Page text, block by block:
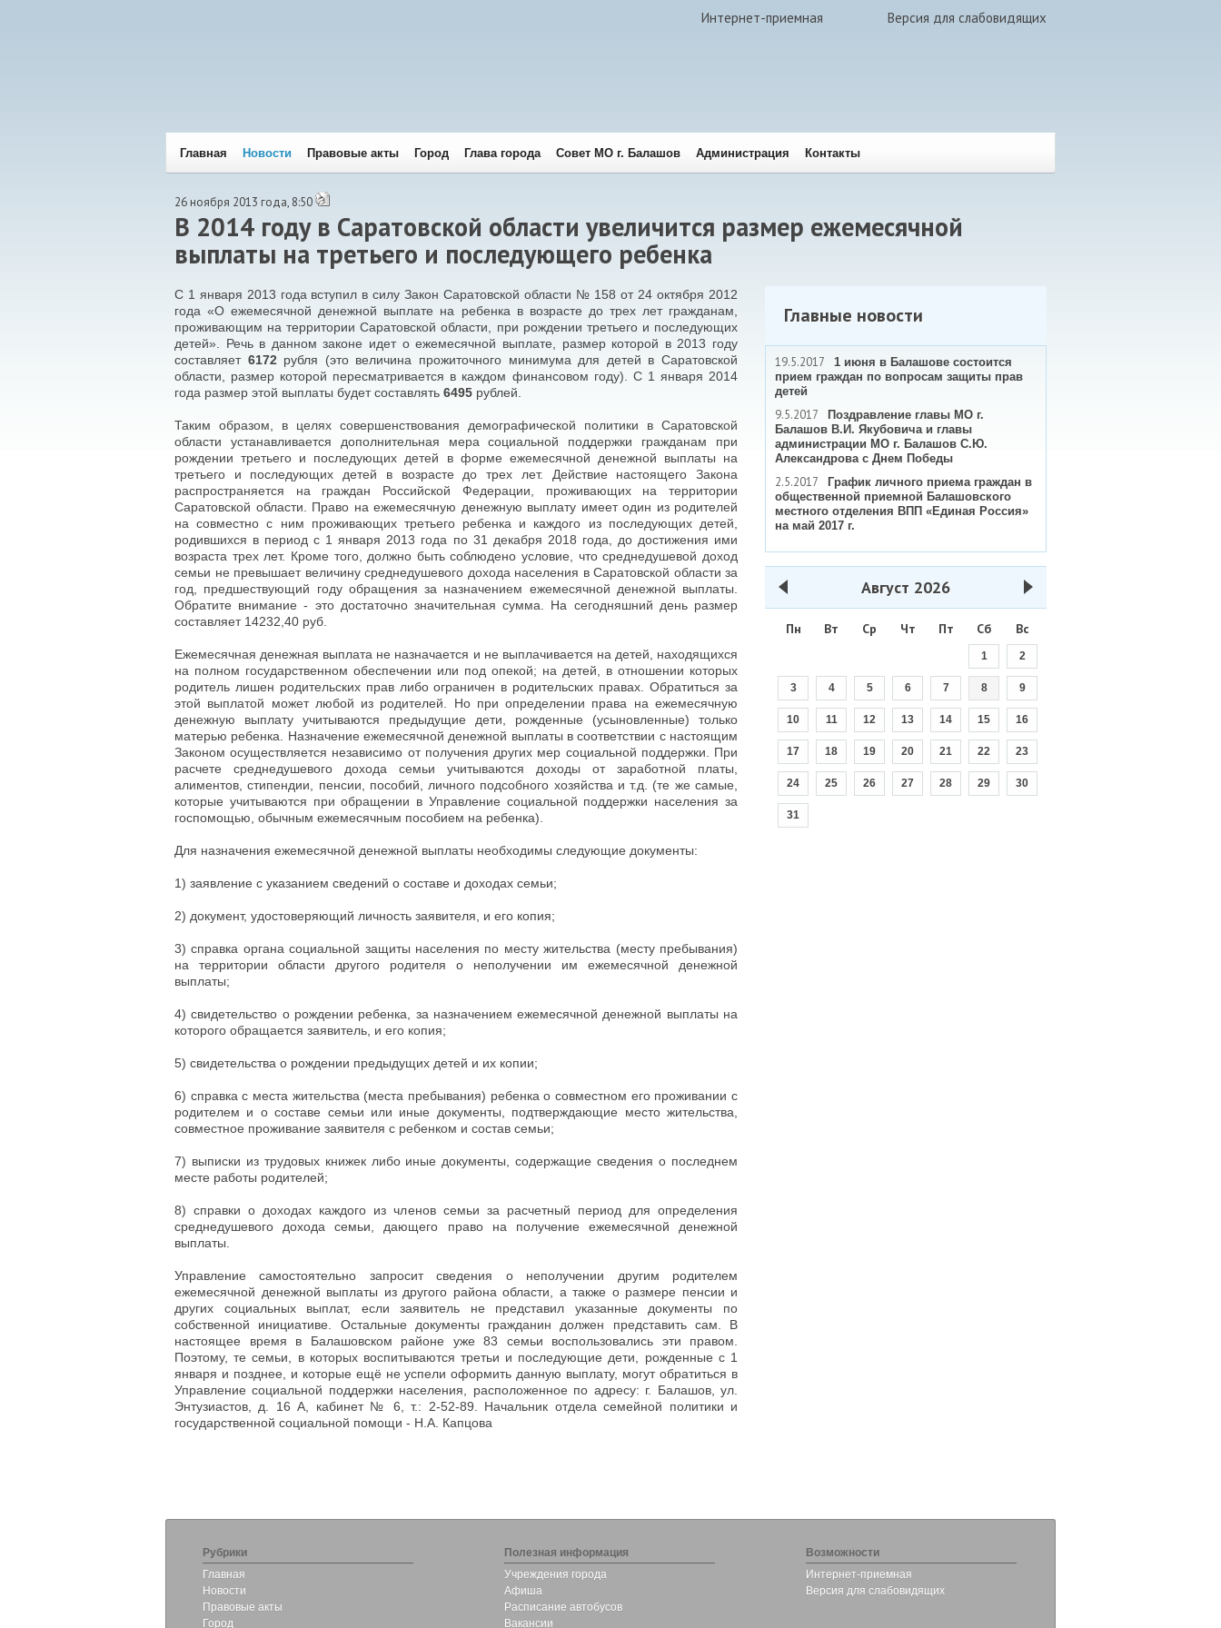
Интернет-приемная Версия для слабовидящих
Главная Новости Правовые акты Город Глава города Совет МО г. Балашов Администрация Контакты
26 ноября 2013 года, 8:50
В 2014 году в Саратовской области увеличится размер ежемесячной
выплаты на третьего и последующего ребенка
С 1 января 2013 года вступил в силу Закон Саратовской области № 158 от 24 октября 2012
года «О ежемесячной денежной выплате на ребенка в возрасте до трех лет гражданам,
проживающим на территории Саратовской области, при рождении третьего и последующих
детей». Речь в данном законе идет о ежемесячной выплате, размер которой в 2013 году
составляет 6172 рубля (это величина прожиточного минимума для детей в Саратовской
области, размер которой пересматривается в каждом финансовом году). С 1 января 2014
года размер этой выплаты будет составлять 6495 рублей.
Таким образом, в целях совершенствования демографической политики в Саратовской
области устанавливается дополнительная мера социальной поддержки гражданам при
рождении третьего и последующих детей в форме ежемесячной денежной выплаты на
третьего и последующих детей в возрасте до трех лет. Действие настоящего Закона
распространяется на граждан Российской Федерации, проживающих на территории
Саратовской области. Право на ежемесячную денежную выплату имеет один из родителей
на совместно с ним проживающих третьего ребенка и каждого из последующих детей,
родившихся в период с 1 января 2013 года по 31 декабря 2018 года, до достижения ими
возраста трех лет. Кроме того, должно быть соблюдено условие, что среднедушевой доход
семьи не превышает величину среднедушевого дохода населения в Саратовской области за
год, предшествующий году обращения за назначением ежемесячной денежной выплаты.
Обратите внимание - это достаточно значительная сумма. На сегодняшний день размер
составляет 14232,40 руб.
Ежемесячная денежная выплата не назначается и не выплачивается на детей, находящихся
на полном государственном обеспечении или под опекой; на детей, в отношении которых
родитель лишен родительских прав либо ограничен в родительских правах. Обратиться за
этой выплатой может любой из родителей. Но при определении права на ежемесячную
денежную выплату учитываются предыдущие дети, рожденные (усыновленные) только
матерью ребенка. Назначение ежемесячной денежной выплаты в соответствии с настоящим
Законом осуществляется независимо от получения других мер социальной поддержки. При
расчете среднедушевого дохода семьи учитываются доходы от заработной платы,
алиментов, стипендии, пенсии, пособий, личного подсобного хозяйства и т.д. (те же самые,
которые учитываются при обращении в Управление социальной поддержки населения за
госпомощью, обычным ежемесячным пособием на ребенка).
Для назначения ежемесячной денежной выплаты необходимы следующие документы:
1) заявление с указанием сведений о составе и доходах семьи;
2) документ, удостоверяющий личность заявителя, и его копия;
3) справка органа социальной защиты населения по месту жительства (месту пребывания)
на территории области другого родителя о неполучении им ежемесячной денежной
выплаты;
4) свидетельство о рождении ребенка, за назначением ежемесячной денежной выплаты на
которого обращается заявитель, и его копия;
5) свидетельства о рождении предыдущих детей и их копии;
6) справка с места жительства (места пребывания) ребенка о совместном его проживании с
родителем и о составе семьи или иные документы, подтверждающие место жительства,
совместное проживание заявителя с ребенком и состав семьи;
7) выписки из трудовых книжек либо иные документы, содержащие сведения о последнем
месте работы родителей;
8) справки о доходах каждого из членов семьи за расчетный период для определения
среднедушевого дохода семьи, дающего право на получение ежемесячной денежной
выплаты.
Управление самостоятельно запросит сведения о неполучении другим родителем
ежемесячной денежной выплаты из другого района области, а также о размере пенсии и
других социальных выплат, если заявитель не представил указанные документы по
собственной инициативе. Остальные документы гражданин должен представить сам. В
настоящее время в Балашовском районе уже 83 семьи воспользовались эти правом.
Поэтому, те семьи, в которых воспитываются третьи и последующие дети, рожденные с 1
января и позднее, и которые ещё не успели оформить данную выплату, могут обратиться в
Управление социальной поддержки населения, расположенное по адресу: г. Балашов, ул.
Энтузиастов, д. 16 А, кабинет № 6, т.: 2-52-89. Начальник отдела семейной политики и
государственной социальной помощи - Н.А. Капцова
Главные новости
19.5.2017
1 июня в Балашове состоится
прием граждан по вопросам защиты прав
детей
9.5.2017
Поздравление главы МО г.
Балашов В.И. Якубовича и главы
администрации МО г. Балашов С.Ю.
Александрова с Днем Победы
2.5.2017
График личного приема граждан в
общественной приемной Балашовского
местного отделения ВПП «Единая Россия»
на май 2017 г.
Август 2026
Пн Вт Ср Чт Пт Сб Вс
1 2
3 4 5 6 7 8 9
10 11 12 13 14 15 16
17 18 19 20 21 22 23
24 25 26 27 28 29 30
31
Рубрики
Главная
Новости
Правовые акты
Город
Полезная информация
Учреждения города
Афиша
Расписание автобусов
Вакансии
Возможности
Интернет-приемная
Версия для слабовидящих